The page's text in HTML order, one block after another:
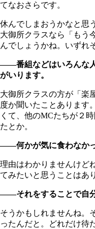
てなおさらです。
休んでしまおうかなと思
大御所クラスなら「もう
んでしょうかね。いずれ
――番組などはいろんな
がいります。
大御所クラスの方が「楽
度か聞いたことあります
くて、他のMCたちが２
たとか。
――何かが気に食わなかっ
理由はわかりませんけど
てみたいと思うことはあ
――それをすることで自
そうかもしれませんね。
ったんだと。どれだけ待